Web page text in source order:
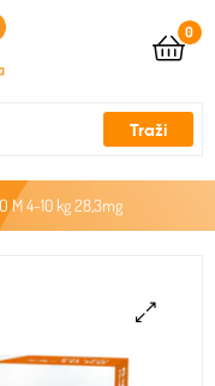
0
Traži
M 4-10 kg 28,3mg